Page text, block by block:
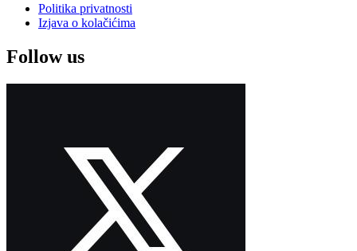
Politika privatnosti
Izjava o kolačićima
Follow us